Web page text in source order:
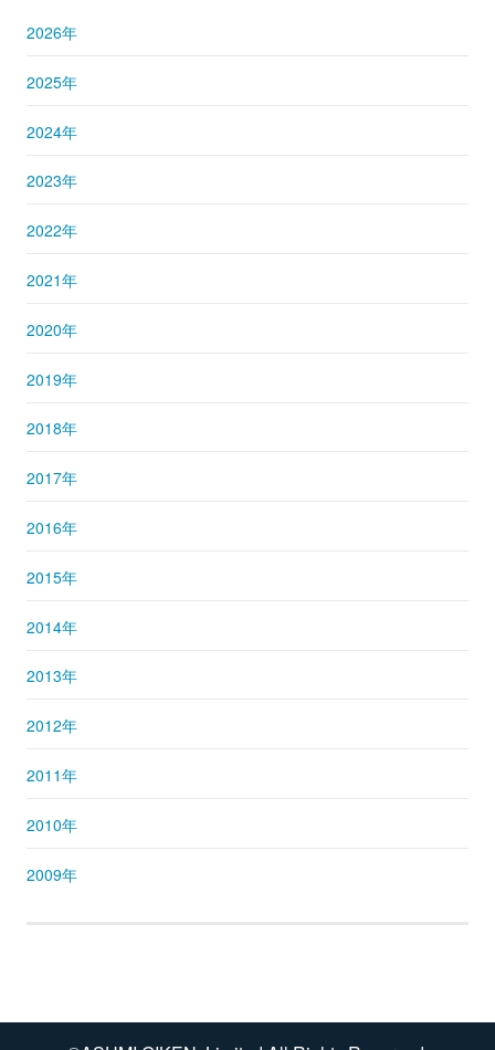
2026年
2025年
2024年
2023年
2022年
2021年
2020年
2019年
2018年
2017年
2016年
2015年
2014年
2013年
2012年
2011年
2010年
2009年